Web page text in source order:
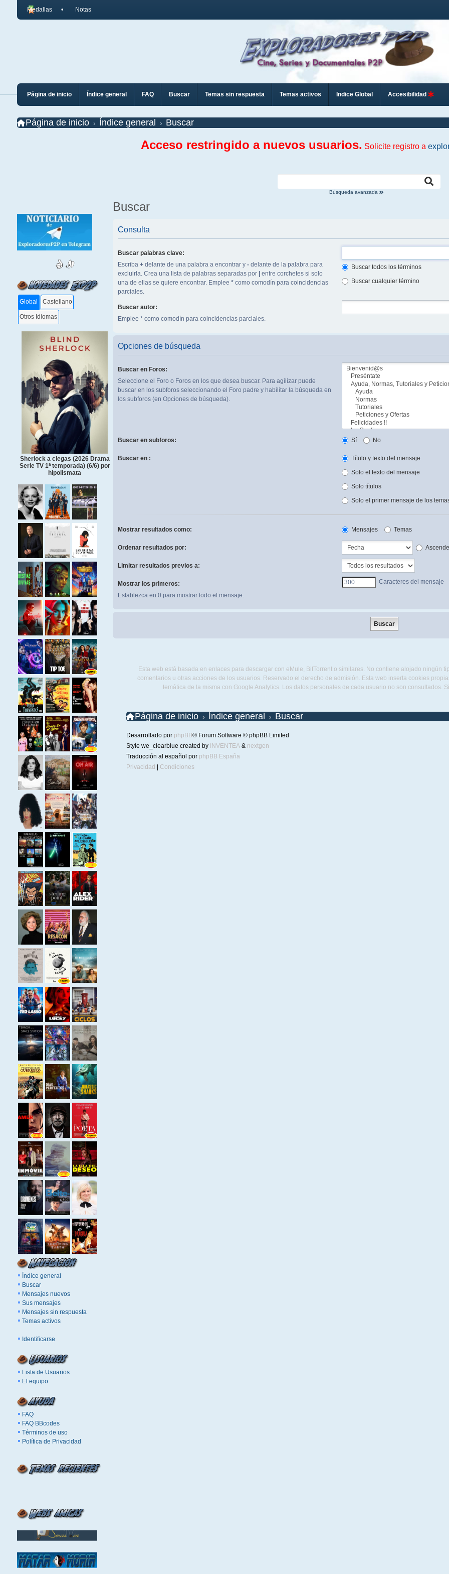
Medallas Notas
Página de inicio Índice general FAQ Buscar Temas sin respuesta Temas activos Indice Global Accesibilidad
Página de inicio Índice general Buscar
Acceso restringido a nuevos usuarios. Solicite registro a
Búsqueda avanzada
Global Castellano
Otros Idiomas
Sherlock a ciegas (2026 Drama
Serie TV 1ª temporada) (6/6) por
hipolismata
Índice general
Buscar
Mensajes nuevos
Sus mensajes
Mensajes sin respuesta
Temas activos
Identificarse
Lista de Usuarios
El equipo
FAQ
FAQ BBcodes
Términos de uso
Política de Privacidad
Buscar
Consulta
Buscar palabras clave:
Escriba +delante de una palabra a encontrar y -delante de la palabra para
excluirla. Crea una lista de palabras separadas por
entre corchetes si solo
una de ellas se quiere encontrar. Emplee *como comodín para coincidencias
parciales.
Buscar todos los términos
Buscar cualquier término
Buscar autor:
Emplee * como comodín para coincidencias parciales.
Opciones de búsqueda
Buscar en Foros:
Seleccione el Foro o Foros en los que desea buscar. Para agilizar puede
buscar en los subforos seleccionando el Foro padre y habilitar la búsqueda en
los subforos (en Opciones de búsqueda).
Buscar en subforos: Sí No
Buscar en :
Título y texto del mensaje
Solo el texto del mensaje
Solo títulos
Solo el primer mensaje de los
Mostrar resultados como: Mensajes Temas
Ordenar resultados por:
Limitar resultados previos a:
Mostrar los primeros:
Establezca en 0 para mostrar todo el mensaje.
Caracteres del mensaje
Esta web está basada en enlaces para descargar con eMule, BitTorrent o similares. No contiene alojado ningún
comentarios u otras acciones de los usuarios. Reservado el derecho de admisión. Esta web inserta cookies
temática de la misma con Google Analytics. Los datos personales de cada usuario no son consultados.
Página de inicio Índice general Buscar
Desarrollado por phpBB® Forum Software © phpBB Limited
Style we_clearblue created by INVENTEA& nextgen
Traducción al español por phpBB España
Privacidad
Condiciones